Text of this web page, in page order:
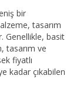
bir
tasarım
Genellikle, basit
tasarım ve
fiyatlı
kadar çıkabilen